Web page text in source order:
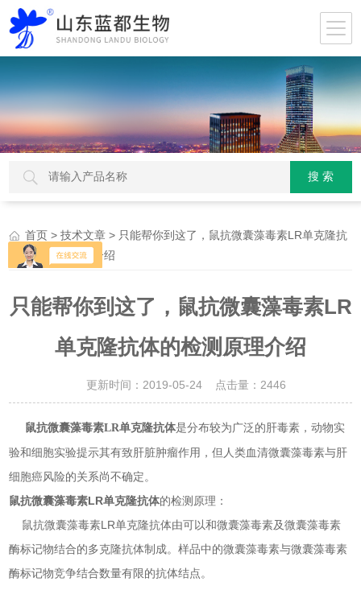
首页 >技术文章 > 只能帮你到这了，鼠抗微囊藻毒素LR单克隆抗
体的检测原理介绍
只能帮你到这了，鼠抗微囊藻毒素LR
单克隆抗体的检测原理介绍
更新时间：2019-05-24 点击量： 2446
鼠抗微囊藻毒素LR单克隆抗体是分布较为广泛的肝毒素，动物实
验和细胞实验提示其有致肝脏肿瘤作用，但人类血清微囊藻毒素与肝
细胞癌风险的关系尚不确定。
鼠抗微囊藻毒素LR单克隆抗体的检测原理：
鼠抗微囊藻毒素LR单克隆抗体由可以和微囊藻毒素及微囊藻毒素
酶标记物结合的多克隆抗体制成。样品中的微囊藻毒素与微囊藻毒素
酶标记物竞争结合数量有限的抗体结点。